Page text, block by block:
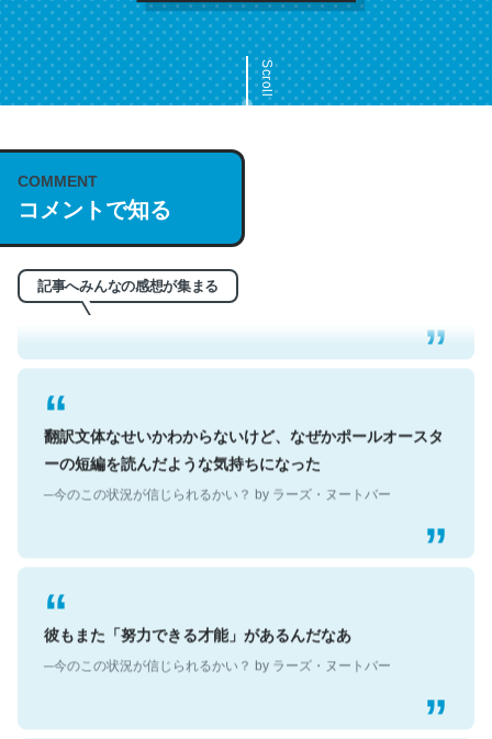
Scroll
COMMENT
コメントで知る
記事へみんなの感想が集まる
これは名文。彼はとてもクレバーなんだろうなと凄く思
─今のこの状況が信じられるかい？ by ラーズ・ヌートバー
翻訳文体なせいかわからないけど、なぜかポールオースタ
ーの短編を読んだような気持ちになった
─今のこの状況が信じられるかい？ by ラーズ・ヌートバー
彼もまた「努力できる才能」があるんだなあ
─今のこの状況が信じられるかい？ by ラーズ・ヌートバー